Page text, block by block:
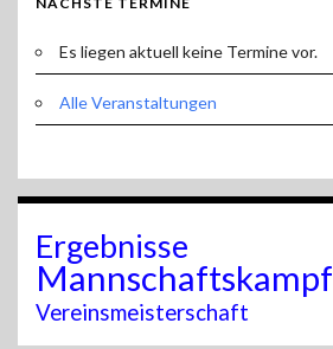
Es liegen aktuell keine Termine vor.
Alle Veranstaltungen
Ergebnisse
Mannschaftskampf
Vereinsmeisterschaft